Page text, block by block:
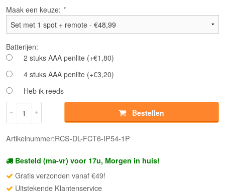
Maak een keuze: *
Batterijen:
2 stuks AAA penlite (+€1,80)
4 stuks AAA penlite (+€3,20)
Heb ik reeds
Bestellen
Artikelnummer:RCS-DL-FCT6-IP54-1P
Besteld (ma-vr) voor 17u, Morgen in huis!
Gratis verzonden vanaf €49!
Uitstekende Klantenservice